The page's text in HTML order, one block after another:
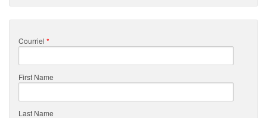
Courriel *
First Name
Last Name